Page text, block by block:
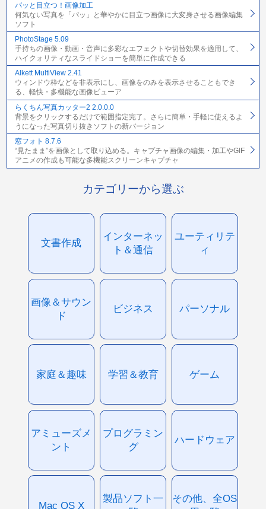
パッと目立つ！画像加工
何気ない写真を「パッ」と華やかに目立つ画像に大変身させる画像編集
ソフト
PhotoStage 5.09
手持ちの画像・動画・音声に多彩なエフェクトや切替効果を適用して、
ハイクォリティなスライドショーを簡単に作成できる
Alkett MultiView 2.41
ウィンドウ枠などを非表示にし、画像をのみを表示させることもでき
る、軽快・多機能な画像ビューア
らくちん写真カッター2 2.0.0.0
背景をクリックするだけで範囲指定完了。さらに簡単・手軽に使えるよ
うになった写真切り抜きソフトの新バージョン
窓フォト 8.7.6
“見たまま”を画像として取り込める。キャプチャ画像の編集・加工やGIF
アニメの作成も可能な多機能スクリーンキャプチャ
カテゴリーから選ぶ
文書作成
インターネッ
ト＆通信
ユーティリテ
ィ
画像＆サウン
ド
ビジネス パーソナル
家庭＆趣味 学習＆教育 ゲーム
アミューズメ
ント
プログラミン
グ
ハードウェア
Mac OS X
製品ソフト一
その他、全OS